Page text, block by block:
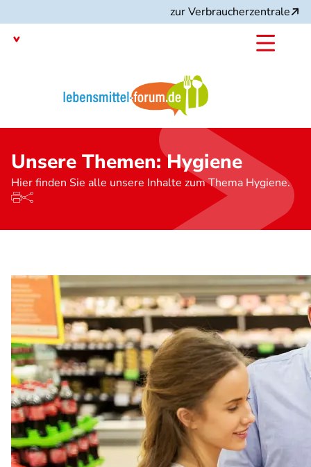
zum
Inhalt
zur Verbraucherzentrale
Unsere Themen: Hygiene
Hier finden Sie alle unsere Inhalte zum Thema Hygiene.